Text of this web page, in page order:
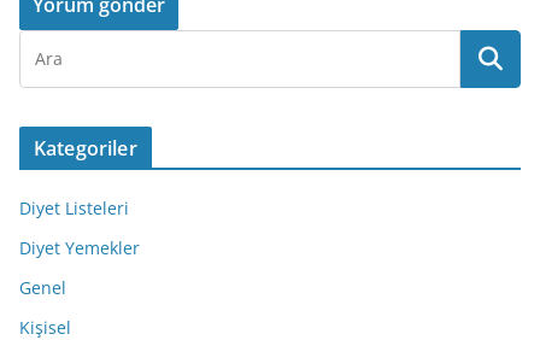
Kategoriler
Diyet Listeleri
Diyet Yemekler
Genel
Kişisel